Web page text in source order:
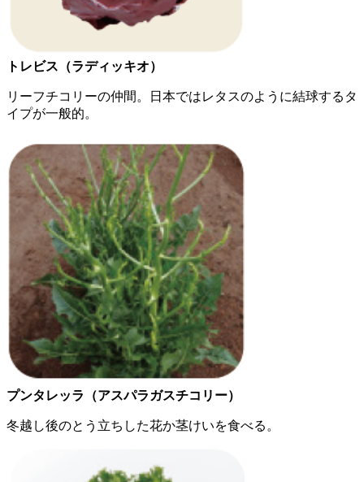
トレビス（ラディッキオ）
リーフチコリーの仲間。日本ではレタスのように結球するタ
イプが一般的。
プンタレッラ（アスパラガスチコリー）
冬越し後のとう立ちした花か茎けいを食べる。